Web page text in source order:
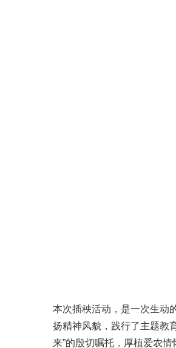
本次插秧活动，是一次生动
扬精神风貌，践行了主题教
来”的殷切嘱托，厚植爱农